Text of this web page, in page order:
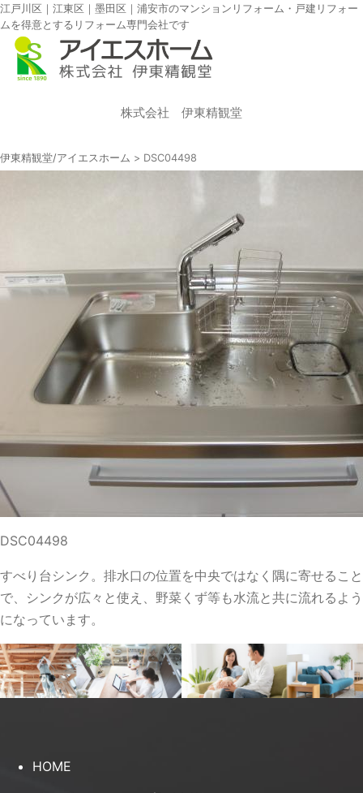
江戸川区｜江東区｜墨田区｜浦安市のマンションリフォーム・戸建リフォー
ムを得意とするリフォーム専門会社です
株式会社 伊東精観堂
伊東精観堂/アイエスホーム > DSC04498
DSC04498
すべり台シンク。排水口の位置を中央ではなく隅に寄せること
で、シンクが広々と使え、野菜くず等も水流と共に流れるよう
になっています。
HOME